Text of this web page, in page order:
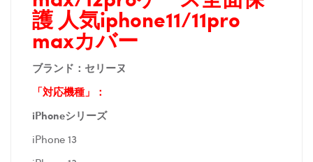
護 人気iphone11/11pro
maxカバー
ブランド：セリーヌ
「対応機種」：
iPhoneシリーズ
iPhone 13